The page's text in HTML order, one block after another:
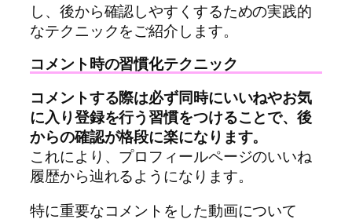
し、後から確認しやすくするための実践的
なテクニックをご紹介します。
コメント時の習慣化テクニック
コメントする際は必ず同時にいいねやお気
に入り登録を行う習慣をつけることで、後
からの確認が格段に楽になります。
これにより、プロフィールページのいいね
履歴から辿れるようになります。
特に重要なコメントをした動画について